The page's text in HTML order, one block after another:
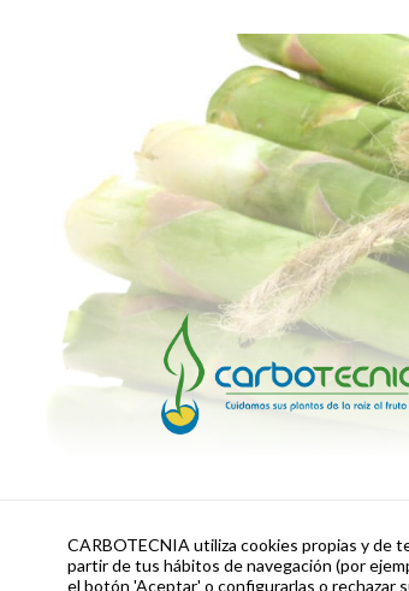
CARBOTECNIA utiliza cookies propias y de
partir de tus hábitos de navegación (por
el botón 'Aceptar' o configurarlas o rechazar